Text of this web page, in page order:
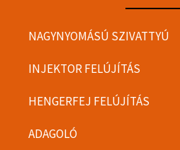
NAGYNYOMÁSÚ SZIVATTYÚ
INJEKTOR FELÚJÍTÁS
HENGERFEJ FELÚJÍTÁS
ADAGOLÓ